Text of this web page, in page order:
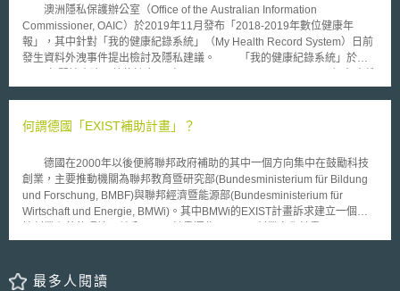
司推銷，其中亦包括Apple。ZapMedia指出，Apple沒有徵求ZapMedia同
意，分別於2001年10月推出iPod MP3和iTunes連結的播放器，以及2003
年4月推出iTunes線上音樂店。就市場研究單位「NPD集團」分析指出，
iTunes的成功，促使Apple在美國僅次沃爾瑪百貨(Wal-Mart)成為第二音樂
元補付ZapMedia權利金。 ZapMedia指出從2006年6月至2007年秋天
ZapMedia的專利技術。然而Apple對此無表達任何意見，使得Zap採取提申
澳洲隱私保護辦公室（Office of the Australian Information
Commissioner, OAIC）於2019年11月發布「2018-2019年數位健康年
報」，其中針對「我的健康紀錄系統」（My Health Record System）日前
發生資料外洩事件提出檢討及隱私建議。 「我的健康紀錄系統」於
運，所有健康報告以電子形式通過網站存檔或讀取，包括處方藥紀錄、醫生
專業人員，例如醫生、藥劑師、醫院工作人員和專職醫療人員（例如護士或
願選擇加入模式運作，以選擇性線上註冊方式概括同意健康資料存取。隨後
為促進醫療產業發展，澳洲政府宣布「我的健康紀錄系統」全國適用並提供
退出機制至2019年1月31日。而2018年澳洲修訂「我的健康紀錄法」（My
Health Records Act 2012）強化個人資料管理相關規範，例如：提供永久
刪除權、不得適用於保險目的、違反關鍵隱私保護而增加民事和刑事處罰
療產業中的受監管企業進行隱私評估，包括私人醫院、藥房等。為解決民眾
何謂德國「EXIST補助計畫」？
德國在2000年以後便將聯邦政府補助的其中一個方向集中在鼓勵科技
創業，主要推動機關為聯邦教育暨研究部(Bundesministerium für Bildung
und Forschung, BMBF)與聯邦經濟暨能源部(Bundesministerium für
Wirtschaft und Energie, BMWi)。其中BMWi的EXIST計畫訴求建立一個科
Gründungskultur)，EXIST創業補助計畫(EXIST-Gründerstipendium)，
創業文化計畫著重於在學研機構內塑造創業文化，誘發學研機構創業潛力與
最多人閱讀